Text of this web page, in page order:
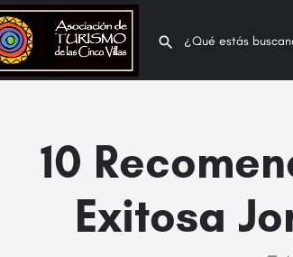
10
Exitosa